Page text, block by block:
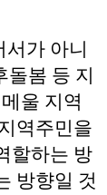
가 아니
돌봄 등 지
울 지역
역주민을
할하는 방
방향일 것